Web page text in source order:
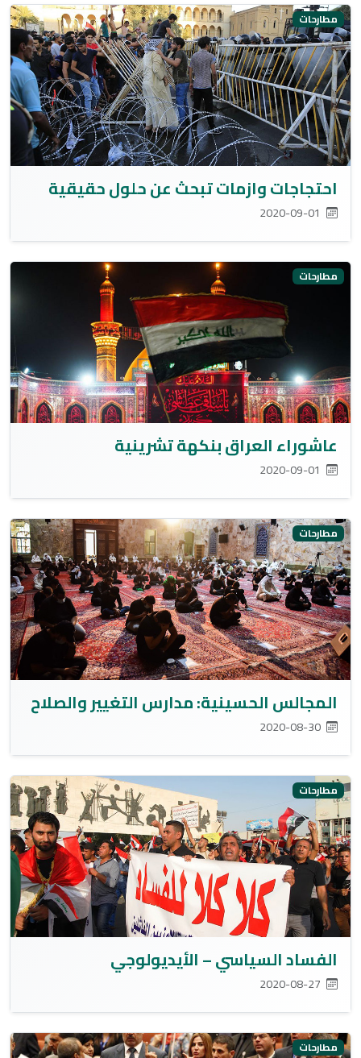
مطارحات
احتجاجات وازمات تبحث عن حلول حقيقية
مطارحات
عاشوراء العراق بنكهة تشرينية
مطارحات
المجالس الحسينية: مدارس التغيير والصلاح
مطارحات
الفساد السياسي – الأيديولوجي
مطارحات